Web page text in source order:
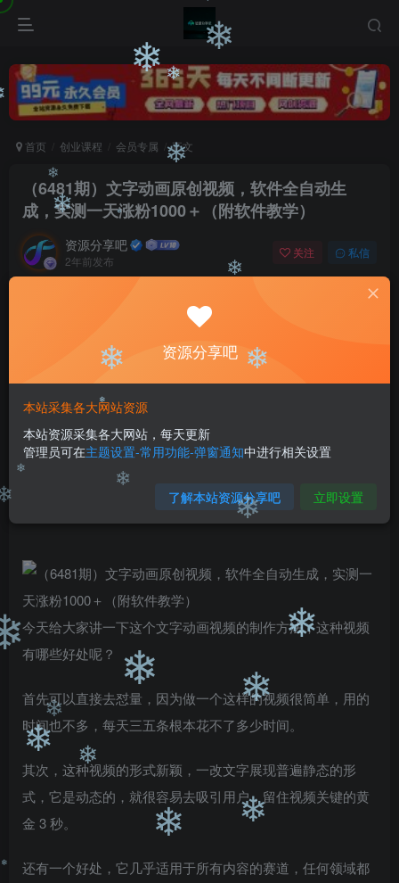
首页 创业课程 会员专属 正文
（6481期）文字动画原创视频，软件全自动生
成，实测一天涨粉1000＋（附软件教学）
资源分享吧
2年前发布
关注 私信
此内容为付费阅读，请付费后查看
黄金会员免费
您暂无购买权限，请先开通会员
开通会员
今天给大家讲一下这个文字动画视频的制作方法，这种视频
有哪些好处呢？
首先可以直接去怼量，因为做一个这样的视频很简单，用的
时间也不多，每天三五条根本花不了多少时间。
其次，这种视频的形式新颖，一改文字展现普遍静态的形
式，它是动态的，就很容易去吸引用户，留住视频关键的黄
金 3 秒。
还有一个好处，它几乎适用于所有内容的赛道，任何领域都
资源分享吧
本站采集各大网站资源
本站资源采集各大网站，每天更新
管理员可在主题设置-常用功能-弹窗通知中进行相关设置
了解本站资源分享吧 立即设置
❄
❄
❄
❄
❄ ❄
❄
❄
❄
❄
❄
❄
❄
❄
❄
❄ ❄
❄